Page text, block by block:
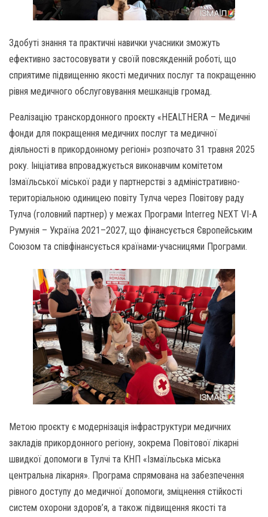
Здобуті знання та практичні навички учасники зможуть
ефективно застосовувати у своїй повсякденній роботі, що
сприятиме підвищенню якості медичних послуг та покращенню
рівня медичного обслуговування мешканців громад.
Реалізацію транскордонного проєкту «HEALTHERA – Медичні
фонди для покращення медичних послуг та медичної
діяльності в прикордонному регіоні» розпочато 31 травня 2025
року. Ініціатива впроваджується виконавчим комітетом
Ізмаїльської міської ради у партнерстві з адміністративно-
територіальною одиницею повіту Тулча через Повітову раду
Тулча (головний партнер) у межах Програми Interreg NEXT VI-A
Румунія – Україна 2021–2027, що фінансується Європейським
Союзом та співфінансується країнами-учасницями Програми.
Метою проєкту є модернізація інфраструктури медичних
закладів прикордонного регіону, зокрема Повітової лікарні
швидкої допомоги в Тулчі та КНП «Ізмаїльська міська
центральна лікарня». Програма спрямована на забезпечення
рівного доступу до медичної допомоги, зміцнення стійкості
систем охорони здоров’я, а також підвищення якості та